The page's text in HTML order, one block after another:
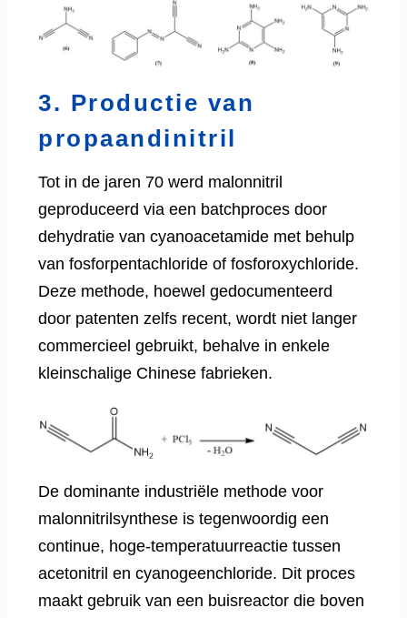
3. Productie van
propaandinitril
Tot in de jaren 70 werd malonnitril
geproduceerd via een batchproces door
dehydratie van cyanoacetamide met behulp
van fosforpentachloride of fosforoxychloride.
Deze methode, hoewel gedocumenteerd
door patenten zelfs recent, wordt niet langer
commercieel gebruikt, behalve in enkele
kleinschalige Chinese fabrieken.
De dominante industriële methode voor
malonnitrilsynthese is tegenwoordig een
continue, hoge-temperatuurreactie tussen
acetonitril en cyanogeenchloride. Dit proces
maakt gebruik van een buisreactor die boven